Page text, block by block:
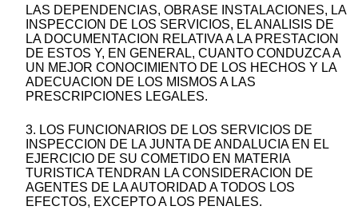
LAS DEPENDENCIAS, OBRASE INSTALACIONES, LA
INSPECCION DE LOS SERVICIOS, EL ANALISIS DE
LA DOCUMENTACION RELATIVA A LA PRESTACION
DE ESTOS Y, EN GENERAL, CUANTO CONDUZCA A
UN MEJOR CONOCIMIENTO DE LOS HECHOS Y LA
ADECUACION DE LOS MISMOS A LAS
PRESCRIPCIONES LEGALES.
3. LOS FUNCIONARIOS DE LOS SERVICIOS DE
INSPECCION DE LA JUNTA DE ANDALUCIA EN EL
EJERCICIO DE SU COMETIDO EN MATERIA
TURISTICA TENDRAN LA CONSIDERACION DE
AGENTES DE LA AUTORIDAD A TODOS LOS
EFECTOS, EXCEPTO A LOS PENALES.